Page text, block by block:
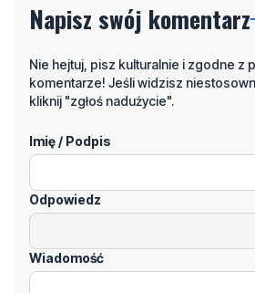
Napisz swój komentarz
Nie hejtuj, pisz kulturalnie i zgodne z
komentarze! Jeśli widzisz
kliknij "zgłoś nadużycie".
Imię / Podpis
Odpowiedz
Wiadomość